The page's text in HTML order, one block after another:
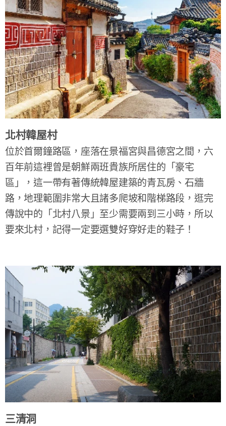
北村韓屋村
位於首爾鐘路區，座落在景福宮與昌德宮之間，六
百年前這裡曾是朝鮮兩班貴族所居住的「豪宅
區」，這一帶有著傳統韓屋建築的青瓦房、石牆
路，地理範圍非常大且諸多爬坡和階梯路段，逛完
傳說中的「北村八景」至少需要兩到三小時，所以
要來北村，記得一定要選雙好穿好走的鞋子！
三清洞